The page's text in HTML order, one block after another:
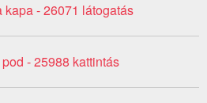
- 26071 látogatás
- 25988 kattintás